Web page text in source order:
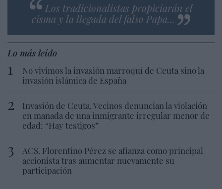
Los tradicionalistas propiciarán el
cisma y la llegada del falso Papa...
Lo más leído
No vivimos la invasión marroquí de Ceuta sino la
invasión islámica de España
Invasión de Ceuta. Vecinos denuncian la violación
en manada de una inmigrante irregular menor de
edad: “Hay testigos”
ACS. Florentino Pérez se afianza como principal
accionista tras aumentar nuevamente su
participación